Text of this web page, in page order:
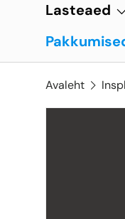
Lasteaed
Avaleht